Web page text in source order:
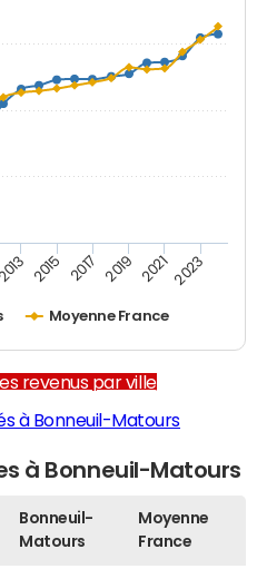
Moyenne France
2013 2015 2017 2019 2021 2023
revenus par ville
à Bonneuil-Matours
à Bonneuil-Matours
Bonneuil-
Matours
Moyenne
France